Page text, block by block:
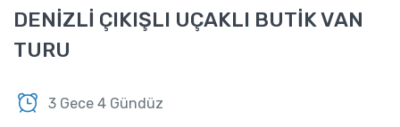
DENİZLİ ÇIKIŞLI UÇAKLI BUTİK VAN
TURU
3 Gece 4 Gündüz